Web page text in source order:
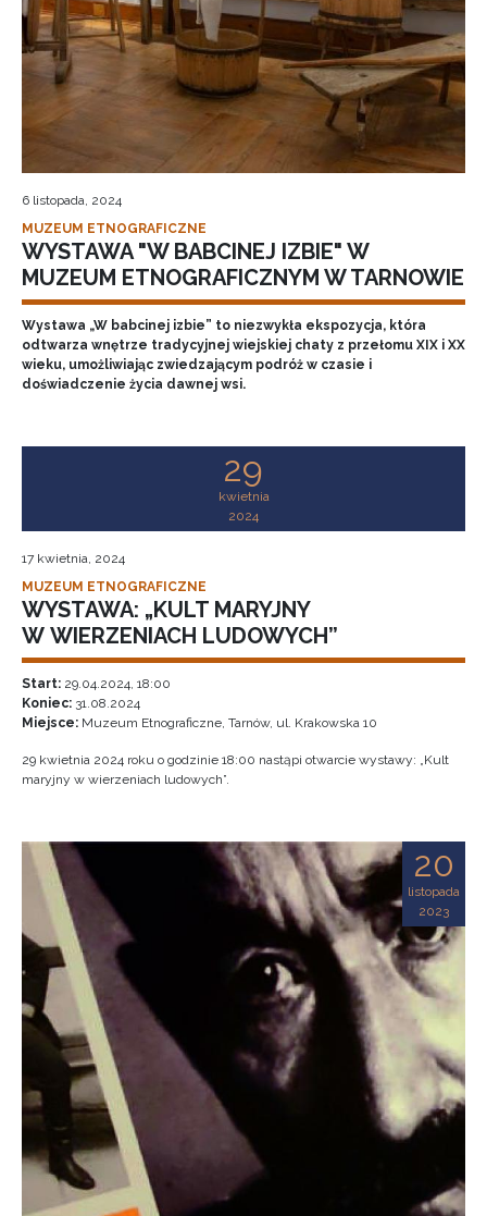
6 listopada, 2024
MUZEUM ETNOGRAFICZNE
WYSTAWA "W BABCINEJ IZBIE" W
MUZEUM ETNOGRAFICZNYM W TARNOWIE
Wystawa „W babcinej izbie” to niezwykła ekspozycja, która
odtwarza wnętrze tradycyjnej wiejskiej chaty z przełomu XIX i XX
wieku, umożliwiając zwiedzającym podróż w czasie i
doświadczenie życia dawnej wsi.
29
kwietnia
2024
17 kwietnia, 2024
MUZEUM ETNOGRAFICZNE
WYSTAWA: „KULT MARYJNY
W WIERZENIACH LUDOWYCH”
Start: 29.04.2024, 18:00
Koniec: 31.08.2024
Miejsce: Muzeum Etnograficzne, Tarnów, ul. Krakowska 10
29 kwietnia 2024 roku o godzinie 18:00 nastąpi otwarcie wystawy: „Kult
maryjny w wierzeniach ludowych”.
20
listopada
2023